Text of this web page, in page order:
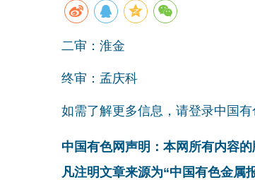
二审：淮金
终审：孟庆科
如需了解更多信息，请登录中国有
中国有色网声明：本网所有内容
凡注明文章来源为“中国有色金属